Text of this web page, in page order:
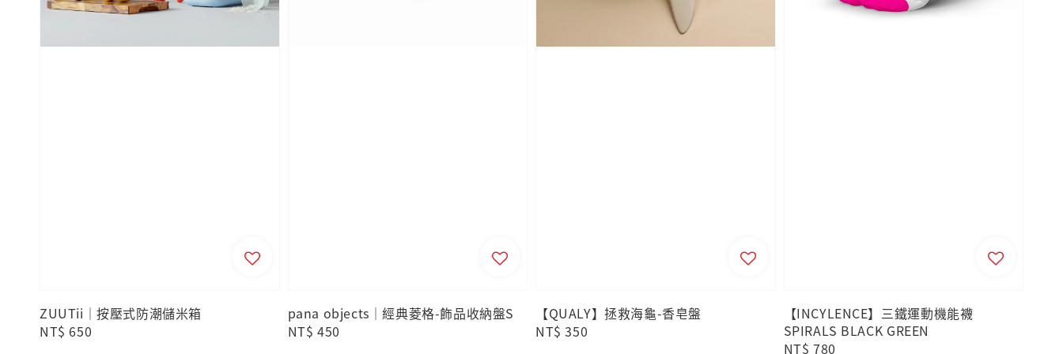
ZUUTii｜按壓式防潮儲米箱
Regular
NT$ 650
pana objects｜經典菱格-飾品收納盤S
Regular
NT$ 450
【QUALY】拯救海龜-香皂盤
Regular
NT$ 350
【INCYLENCE】三鐵運動機能襪
SPIRALS BLACK GREEN
Regular
NT$ 780